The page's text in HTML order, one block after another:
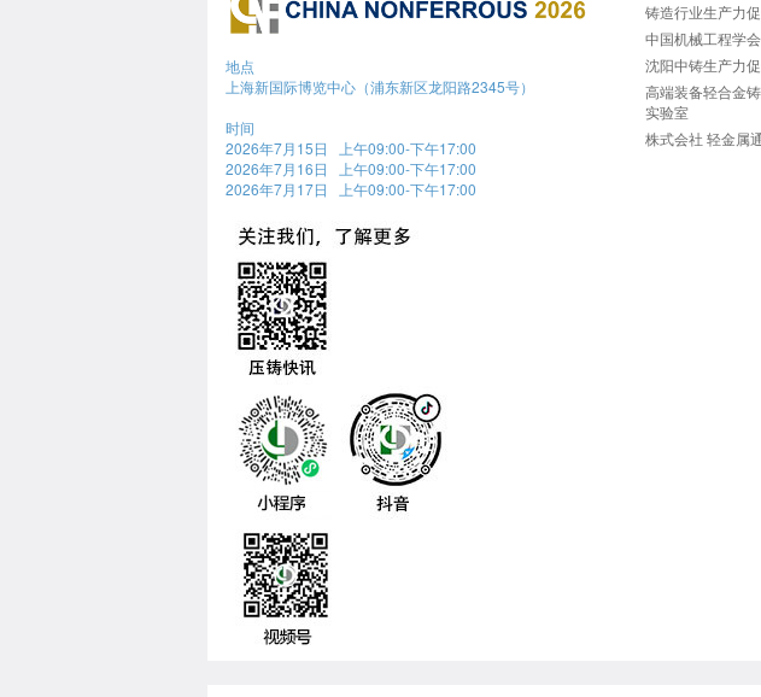
地点
上海新国际博览中心（浦东新区龙阳路2345号）
时间
2026年7月15日 上午09:00-下午17:00
2026年7月16日 上午09:00-下午17:00
2026年7月17日 上午09:00-下午17:00
铸造行业生产力
中国机械工程学
沈阳中铸生产力
高端装备轻合金
实验室
株式会社 轻金属